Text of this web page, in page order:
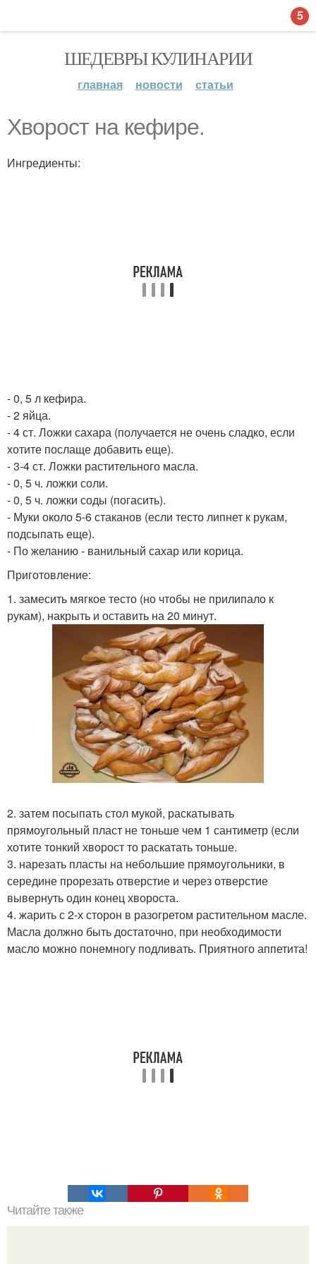
ШЕДЕВРЫ КУЛИНАРИИ
главная новости статьи
Хворост на кефире.
Ингредиенты:
- 0, 5 л кефира.
- 2 яйца.
- 4 ст. Ложки сахара (получается не очень сладко, если
хотите послаще добавить еще).
- 3-4 ст. Ложки растительного масла.
- 0, 5 ч. ложки соли.
- 0, 5 ч. ложки соды (погасить).
- Муки около 5-6 стаканов (если тесто липнет к рукам,
подсыпать еще).
- По желанию - ванильный сахар или корица.
Приготовление:
1. замесить мягкое тесто (но чтобы не прилипало к
рукам), накрыть и оставить на 20 минут.
2. затем посыпать стол мукой, раскатывать
прямоугольный пласт не тоньше чем 1 сантиметр (если
хотите тонкий хворост то раскатать тоньше.
3. нарезать пласты на небольшие прямоугольники, в
середине прорезать отверстие и через отверстие
вывернуть один конец хвороста.
4. жарить с 2-х сторон в разогретом растительном масле.
Масла должно быть достаточно, при необходимости
масло можно понемногу подливать. Приятного аппетита!
Читайте также
5